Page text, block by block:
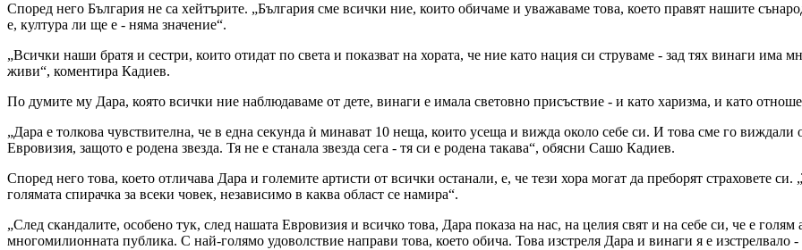
Според него България не са хейтърите. „България сме всички ние, които обичаме и уважаваме това, което правят нашите
е, култура ли ще е - няма значение“.
„Всички наши братя и сестри, които отидат по света и показват на хората, че ние като нация си струваме - зад тях винаги
живи“, коментира Кадиев.
По думите му Дара, която всички ние наблюдаваме от дете, винаги е имала световно присъствие - и като харизма, и като
„Дара е толкова чувствителна, че в една секунда ѝ минават 10 неща, които усеща и вижда около себе си. И това сме го виждали
Евровизия, защото е родена звезда. Тя не е станала звезда сега - тя си е родена такава“, обясни Сашо Кадиев.
Според него това, което отличава Дара и големите артисти от всички останали, е, че тези хора могат да преборят страховете
голямата спирачка за всеки човек, независимо в каква област се намира“.
„След скандалите, особено тук, след нашата Евровизия и всичко това, Дара показа на нас, на целия свят и на себе си, че е
многомилионната публика. С най-голямо удоволствие направи това, което обича. Това изстреля Дара и винаги я е изстрелвало -